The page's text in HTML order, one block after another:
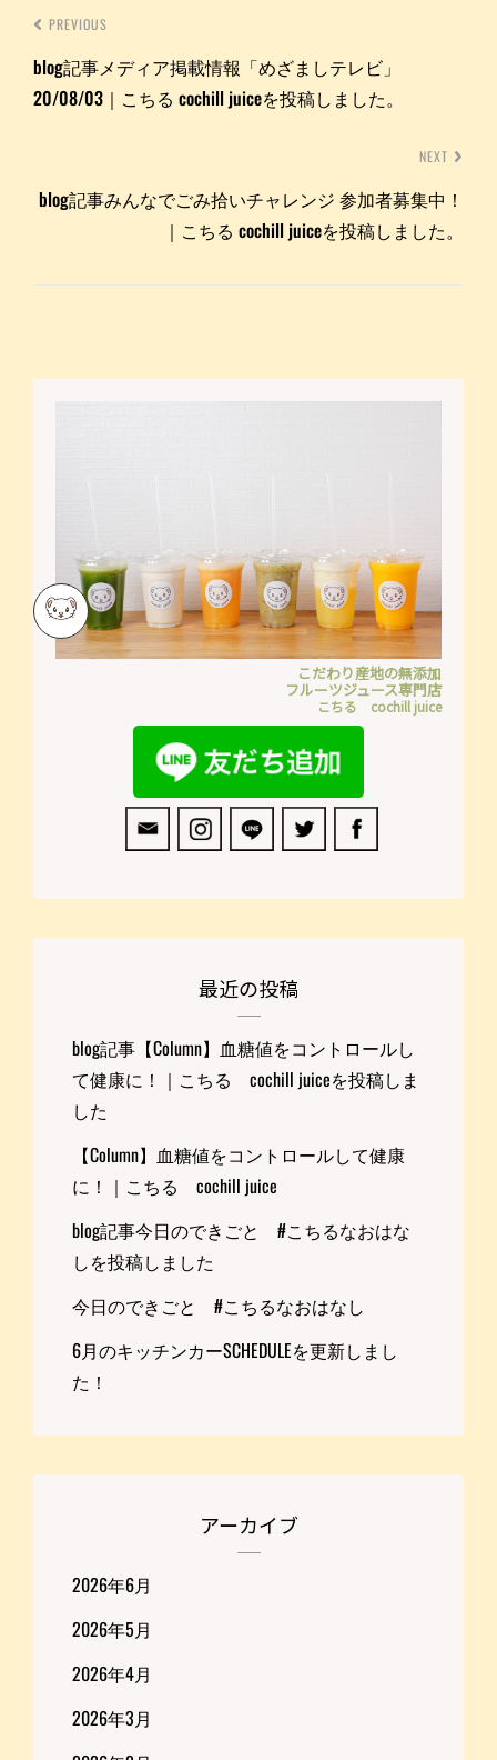
PREVIOUS
blog記事メディア掲載情報「めざましテレビ」
20/08/03｜こちる cochill juiceを投稿しました。
NEXT
blog記事みんなでごみ拾いチャレンジ 参加者募集中！
｜こちる cochill juiceを投稿しました。
こだわり産地の無添加
フルーツジュース専門店
こちる cochill juice
最近の投稿
blog記事【Column】血糖値をコントロールし
て健康に！｜こちる cochill juiceを投稿しま
した
【Column】血糖値をコントロールして健康
に！｜こちる cochill juice
blog記事今日のできごと #こちるなおはな
しを投稿しました
今日のできごと #こちるなおはなし
6月のキッチンカーSCHEDULEを更新しまし
た！
アーカイブ
2026年6月
2026年5月
2026年4月
2026年3月